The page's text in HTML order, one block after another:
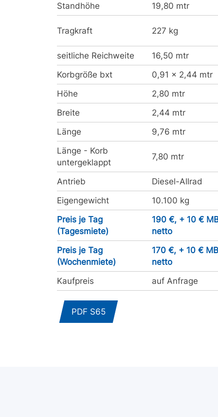
Standhöhe
19,80 mtr
Tragkraft 227 kg
seitliche Reichweite
16,50 mtr
Korbgröße bxt
0,91 x 2,44 mtr
Höhe
2,80 mtr
Breite
2,44 mtr
Länge
9,76 mtr
Länge - Korb
untergeklappt
7,80 mtr
Antrieb Diesel-Allrad
Eigengewicht
10.100 kg
Preis je Tag
(Tagesmiete)
190 €, + 10 €
netto
Preis je Tag
(Wochenmiete)
170 €, + 10 €
netto
Kaufpreis
auf Anfrage
PDF S65